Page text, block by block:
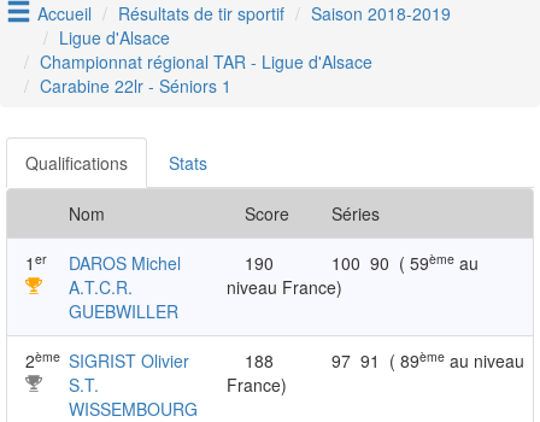
Accueil Résultats de tir sportif
Saison 2018-2019
Ligue d'Alsace
Championnat régional TAR - Ligue d'Alsace
Carabine 22lr - Séniors 1
Qualifications Stats
Nom Score Séries
1 er
DAROS Michel
A.T.C.R.
GUEBWILLER
190 100 90 ( 59ème au
niveau France)
2ème SIGRIST Olivier
S.T.
WISSEMBOURG
188 97 91 ( 89ème au niveau
France)